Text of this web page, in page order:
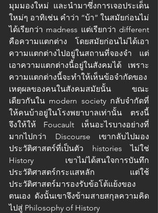
มุมมองใหม่ และนำมาซึ่งการเจอประเด็น
ใหม่ๆ อาทิเช่น คำว่า “บ้า” ในสมัยก่อนไม่
ได้เรียกว่า madness แต่เรียกว่า different
คือความแตกต่าง โดยสมัยก่อนไม่ได้เอา
ความแตกต่างไปอยู่ในสถานที่จองจำ แต่
เอาความแตกต่างนี้อยู่ในสังคมได้ เพราะ
ความแตกต่างนี้จะทำให้เห็นข้อจำกัดของ
เหตุผลของคนในสังคมสมัยนั้น ขณะ
เดียวกันใน modern society กลับจำกัดที่
ให้คนบ้าอยู่ในโรงพยาบาลเท่านั้น ตรงนี้
จึงให้ให้ Foucault เห็นอะไรบางอย่างที่
มากไปกว่า Discourse เขากลับไปมอง
ประวัติศาสตร์ที่เป็นตัว histories ไม่ใช่
History เขาไม่ได้สนใจการบันทึก
ประวัติศาสตร์กระแสหลัก แต่ใช้
ประวัติศาสตร์มารองรับข้อโต้แย้งของ
ตนเอง ดังนั้นเขาจึงข้ามสายสกุลความคิด
ไปสู่ Philosophy of History